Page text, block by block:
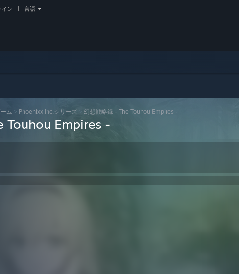
イン 言語
ム > Phoenixx Inc.シリーズ 幻想戦略録 - The Touhou Empires -
Touhou Empires -